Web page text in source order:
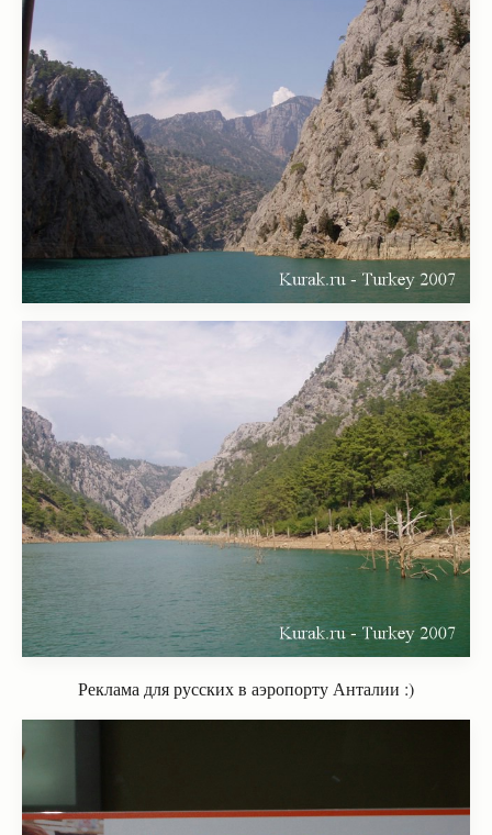
Реклама для русских в аэропорту Анталии :)